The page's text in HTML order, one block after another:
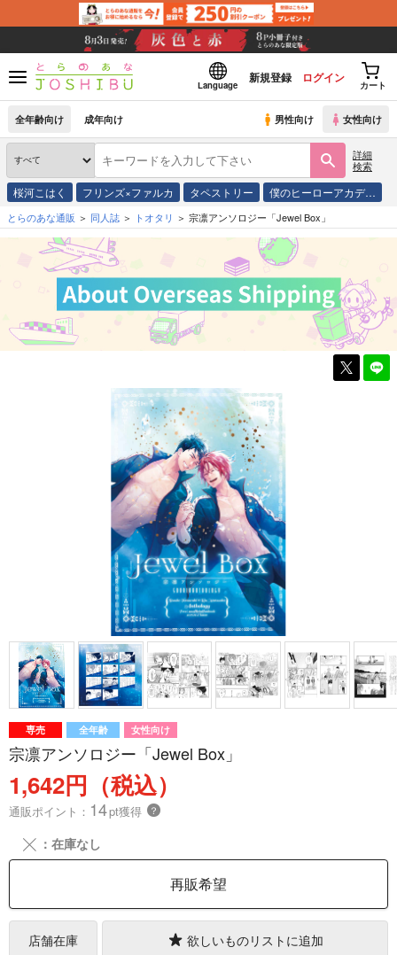
Language
新規登録 ログイン
カート
全年齢向け 成年向け 男性向け 女性向け
詳細
検索
桜河こはく フリンズ×ファルカ タペストリー 僕のヒーローアカデ…
とらのあな通販 同人誌 トオタリ 宗凛アンソロジー「Jewel Box」
専売 全年齢 女性向け
宗凛アンソロジー「Jewel Box」
1,642円（税込）
通販ポイント： 14pt獲得 ？
╳ ：在庫なし
再販希望
店舗在庫 欲しいものリストに追加